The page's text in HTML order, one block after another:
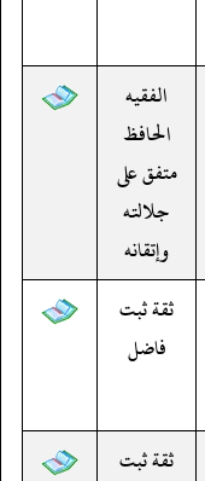
الفقيه
الحافظ
متفق على
جلالته
وإتقانه
ثقة ثبت
فاضل
ثقة ثبت